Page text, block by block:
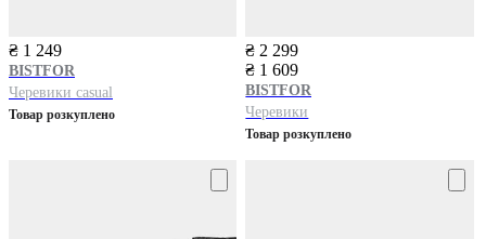
₴ 1 249
BISTFOR
Черевики casual
Товар розкуплено
₴ 2 299
₴ 1 609
BISTFOR
Черевики
Товар розкуплено